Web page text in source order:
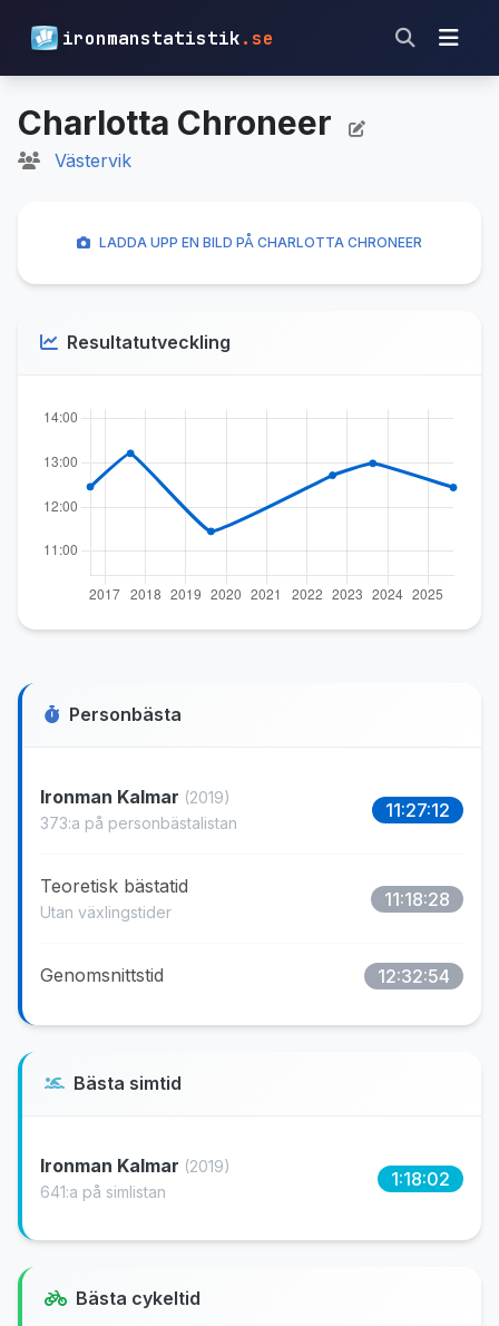
ironmanstatistik.se
Charlotta Chroneer
Västervik
Personbästa
Ironman Kalmar (2019)
373:a på personbästalistan
11:27:12
Teoretisk bästatid
Utan växlingstider
11:18:28
Genomsnittstid 12:32:54
Bästa simtid
Ironman Kalmar (2019)
641:a på simlistan
1:18:02
Bästa cykeltid
LADDA UPP EN BILD PÅ CHARLOTTA CHRONEER
Resultatutveckling